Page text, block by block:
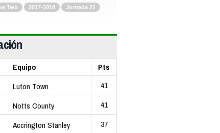
Two 2017-2018 Jornada 21
Equipo
Pts
Luton Town
41
Notts County
41
Accrington Stanley
37